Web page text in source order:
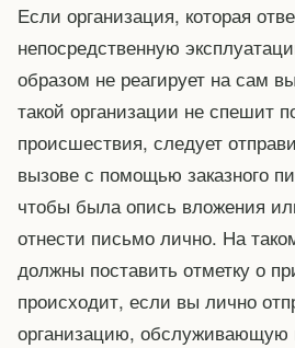
Если организация, которая
непосредственную
образом не реагирует на сам
такой организации не спешит
происшествия, следует
вызове с помощью заказного
чтобы была опись вложения
отнести письмо лично. На
должны поставить отметку о
происходит, если вы лично
организацию, обслуживающую